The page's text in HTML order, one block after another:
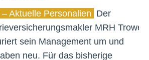
Aktuelle Personalien Der
MRH Trowe
sein Management um und
neu. Für das bisherige